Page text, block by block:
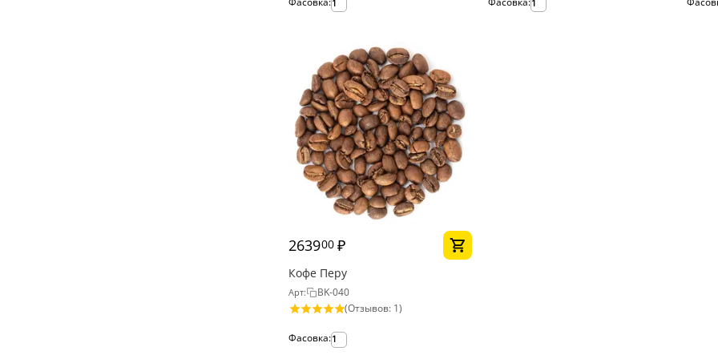
1 1
263900 ₽
Кофе Перу
Арт:
BK-040
(Отзывов: 1)
Фасовка:1